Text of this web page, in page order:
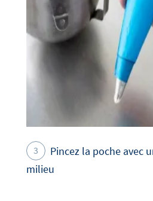
Pincez la poche avec
milieu